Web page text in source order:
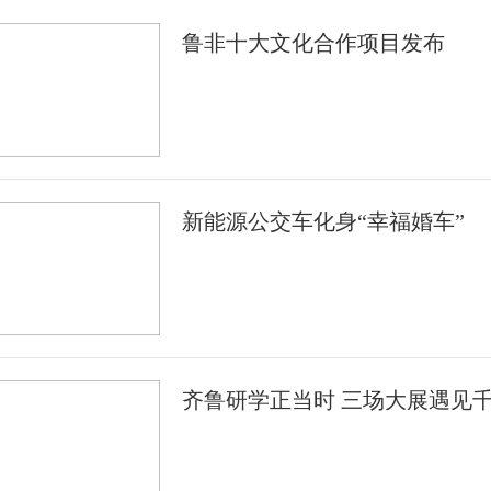
鲁非十大文化合作项目发布
新能源公交车化身“幸福婚车”
齐鲁研学正当时 三场大展遇见